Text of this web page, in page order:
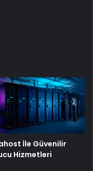
İle Güvenilir
Hizmetleri